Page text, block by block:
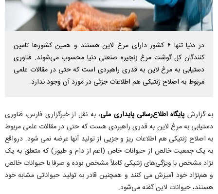
در دنیا تنها ۶ کشور دارای مرغ لاین هستند و همین کشورها تامین
کنندگان کل گوشت مرغ زنجیره صنعتی دنیا محسوب می‌شوند. فناوری
دستیابی به مرغ لاین به قدری راهبردی است که حتی در مقالات علمی
مربوط به اصلاح ژنتیکی هم اطلاعات جزئی در مورد آن وجود ندارد.
به گزارش پایگاه اطلاع‌رسانی پایداری ملی، به نقل از خبرگزاری فارس، فناوری
دستیابی به مرغ لاین به قدری راهبردی هست که حتی در مقالات علمی مربوط
به اصلاح ژنتیکی هم اطلاعات ریز و جزیی از تولید آنها عرضه نمی شود. درواقع
به یک جمعیت خالص از حیوانات خاص (اعم از دام و طیور) که متعلق به یک
نژاد مشخص با ویژگی‌های ژنتیکی کاملاً مشخص بوده و صرفا با حیوانات خالص
و هم‌نژاد خود آمیزش می کنند و همچنین قادر به تولید حیواناتی مشابه خود
هستند، حیوانات لاین گفته می‌شود.